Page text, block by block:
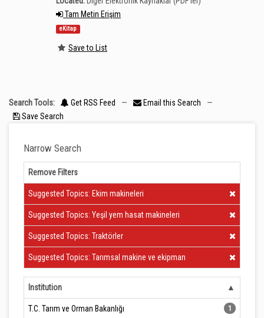
Tam Metin Erişim
eKitap
Save to List
Search Tools: Get RSS Feed — Email this Search
—
Save Search
Narrow Search
Remove Filters
Clear Filter
Suggested Topics: Ekim makineleri
Clear Filter
Suggested Topics: Yeşil yem hasat makineleri
Clear Filter
Suggested Topics: Traktörler
Clear Filter
Suggested Topics: Tarımsal makine ve ekipman
Institution
T.C. Tarım ve Orman Bakanlığı 1